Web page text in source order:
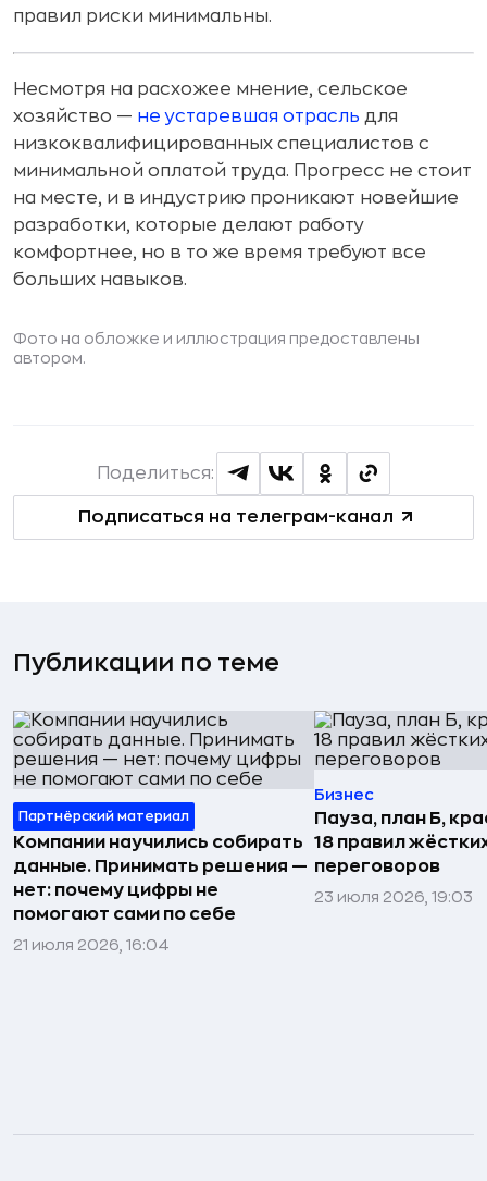
правил риски минимальны.
Несмотря на расхожее мнение, сельское
хозяйство — не устаревшая отрасль для
низкоквалифицированных специалистов с
минимальной оплатой труда. Прогресс не стоит
на месте, и в индустрию проникают новейшие
разработки, которые делают работу
комфортнее, но в то же время требуют все
больших навыков.
Фото на обложке и иллюстрация предоставлены
автором.
Подписаться на телеграм-канал
Поделиться:
Публикации по теме
Партнёрский материал
Компании научились собирать
данные. Принимать решения —
нет: почему цифры не
помогают сами по себе
21 июля 2026, 16:04
Бизнес
Пауза, план Б,
18 правил
переговоров
23 июля 2026, 19:03